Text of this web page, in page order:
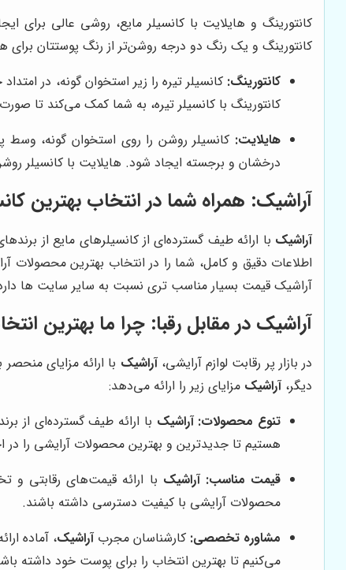
کانتورینگ و هایلایت با کانسیلر مایع، روشی عالی برای
کانتورینگ و یک رنگ دو درجه روشن‌تر از رنگ پوستتان برای
کانتورینگ: کانسیلر تیره را زیر استخوان گونه، در
کانتورینگ با کانسیلر تیره، به شما کمک می‌کند تا
هایلایت: کانسیلر روشن را روی استخوان گونه، وسط
درخشان و برجسته ایجاد شود. هایلایت با کانسیلر
آراشیک: همراه شما در انتخاب بهترین
آراشیک با ارائه طیف گسترده‌ای از کانسیلرهای مایع از
اطلاعات دقیق و کامل، شما را در انتخاب بهترین محصولات
آراشیک قیمت بسیار مناسب تری نسبت به سایر سایت ها
آراشیک در مقابل رقبا: چرا ما بهترین
در بازار پر رقابت لوازم آرایشی،آراشیک با ارائه مزایای
دیگر،آراشیک مزایای زیر را ارائه می‌دهد:
تنوع محصولات: آراشیک با ارائه طیف گسترده‌ای از
هستیم تا جدیدترین و بهترین محصولات آرایشی را در
قیمت مناسب: آراشیک با ارائه قیمت‌های رقابتی
محصولات آرایشی با کیفیت دسترسی داشته باشند.
مشاوره تخصصی: کارشناسان مجربآراشیک، آماده
می‌کنیم تا بهترین انتخاب را برای پوست خود داشته